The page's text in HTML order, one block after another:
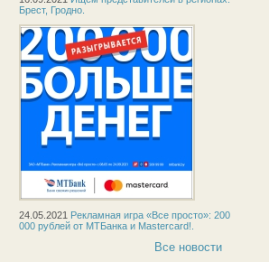
Брест, Гродно.
24.05.2021 Рекламная игра «Все просто»: 200
000 рублей от МТБанка и Mastercard!.
Все новости